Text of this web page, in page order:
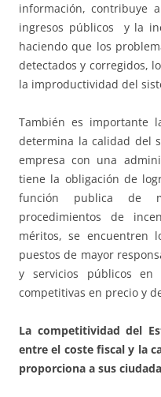
información, contribuye
ingresos públicos y la
haciendo que los
detectados y corregidos,
la improductividad del
También es importante
determina la calidad del
empresa con una
tiene la obligación de
función publica de
procedimientos de
méritos, se encuentren
puestos de mayor
y servicios públicos en
competitivas en precio y
La competitividad del
entre el coste fiscal y la
proporciona a sus